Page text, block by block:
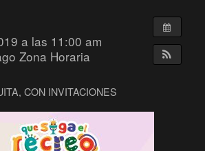
a las 11:00 am
Zona Horaria
CON INVITACIONES